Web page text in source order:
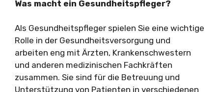
Was macht ein Gesundheitspfleger?
Als Gesundheitspfleger spielen Sie eine wichtige
Rolle in der Gesundheitsversorgung und
arbeiten eng mit Ärzten, Krankenschwestern
und anderen medizinischen Fachkräften
zusammen. Sie sind für die Betreuung und
Unterstützung von Patienten in verschiedenen